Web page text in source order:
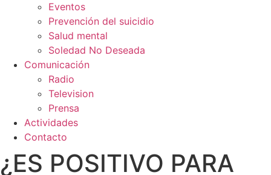
Eventos
Prevención del suicidio
Salud mental
Soledad No Deseada
Comunicación
Radio
Television
Prensa
Actividades
Contacto
¿ES POSITIVO PARA